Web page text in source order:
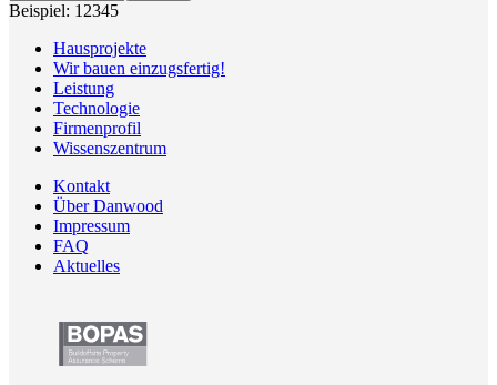
Beispiel: 12345
Hausprojekte
Wir bauen einzugsfertig!
Leistung
Technologie
Firmenprofil
Wissenszentrum
Kontakt
Über Danwood
Impressum
FAQ
Aktuelles